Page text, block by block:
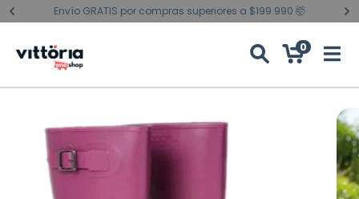
Envío GRATIS por compras superiores a $199.990 🤯
0